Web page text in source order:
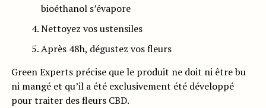
bioéthanol s’évapore
Nettoyez vos ustensiles
Après 48h, dégustez vos fleurs
Green Experts précise que le produit ne doit ni être bu
ni mangé et qu’il a été exclusivement été développé
pour traiter des fleurs CBD.